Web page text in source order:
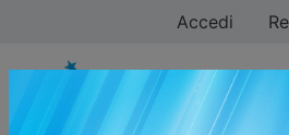
Accedi